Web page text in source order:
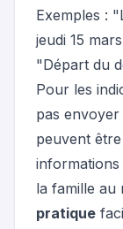
Exemples :
jeudi 15
"Départ du
Pour les
pas
peuvent
la famille au
pratique